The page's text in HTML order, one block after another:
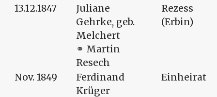
13.12.1847
Juliane
Gehrke, geb.
Melchert
⚭ Martin
Resech
Rezess
(Erbin)
Nov. 1849
Ferdinand
Krüger
Einheirat